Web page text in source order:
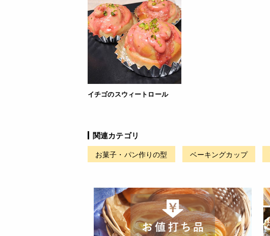
イチゴのスウィートロール
関連カテゴリ
お菓子・パン作りの型 ベーキングカップ